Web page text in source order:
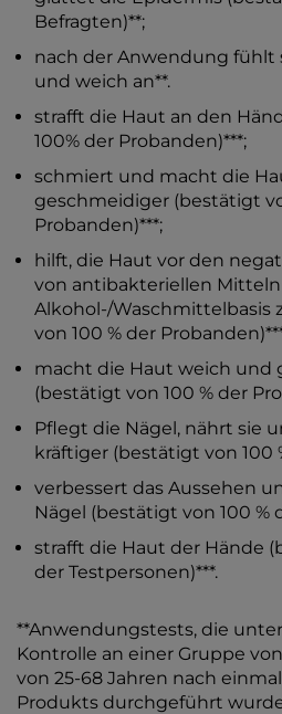
Befragten)**;
nach der Anwendung fühlt
und weich an**.
strafft die Haut an den
100% der Probanden)***;
schmiert und macht die
geschmeidiger (bestätigt
Probanden)***;
hilft, die Haut vor den
von antibakteriellen
Alkohol-/Waschmittelbasis
von 100 % der
macht die Haut weich und
(bestätigt von 100 % der
Pflegt die Nägel, nährt sie
kräftiger (bestätigt von 100
verbessert das Aussehen
Nägel (bestätigt von 100 %
strafft die Haut der Hände
der Testpersonen)***.
**Anwendungstests, die
Kontrolle an einer Gruppe
von 25-68 Jahren nach
Produkts durchgeführt